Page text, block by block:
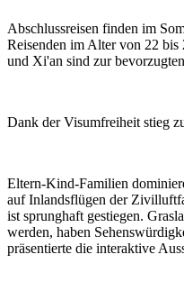
Abschlussreisen finden im
Reisenden im Alter von 22
und Xi'an sind zur
Dank der Visumfreiheit stieg
Eltern-Kind-Familien
auf Inlandsflügen der
ist sprunghaft gestiegen.
werden, haben
präsentierte die interaktive